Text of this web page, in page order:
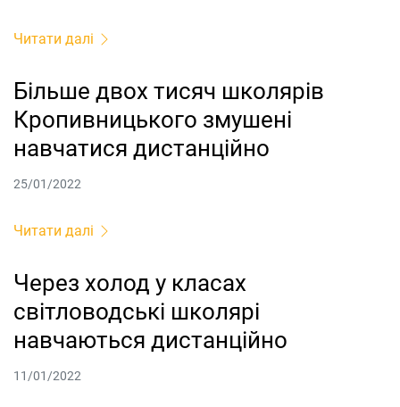
Читати далі
Більше двох тисяч школярів
Кропивницького змушені
навчатися дистанційно
25/01/2022
Читати далі
Через холод у класах
світловодські школярі
навчаються дистанційно
11/01/2022